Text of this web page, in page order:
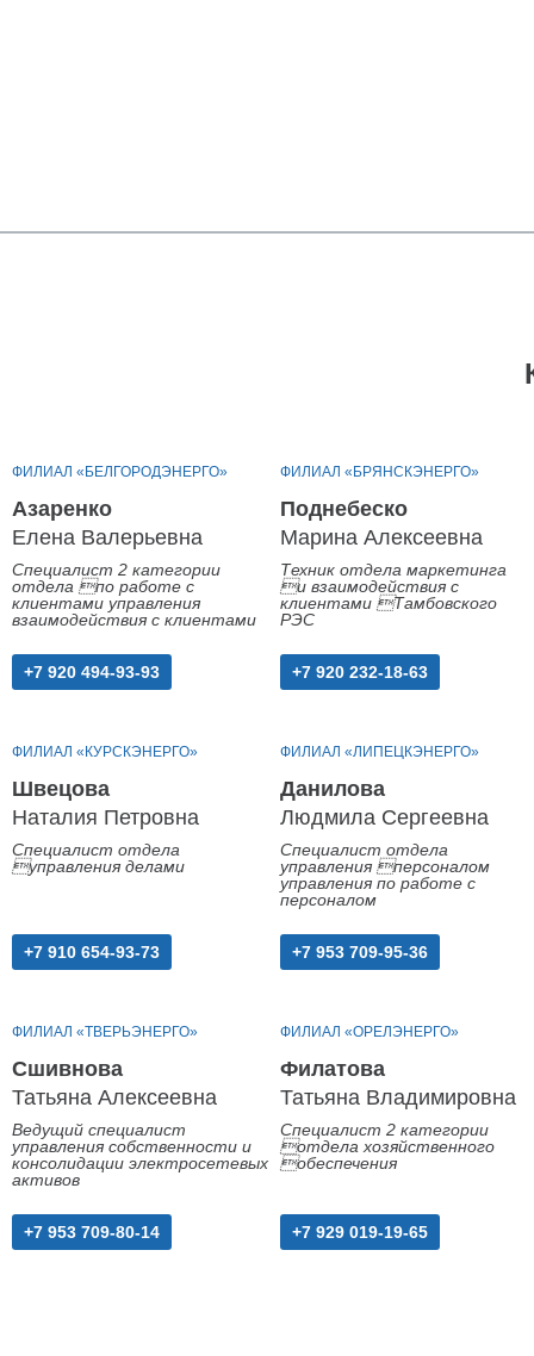
ФИЛИАЛ «БЕЛГОРОДЭНЕРГО»
Азаренко
Елена Валерьевна
Специалист 2 категории
отдела по работе с
клиентами управления
взаимодействия с клиентами
+7 920 494-93-93
ФИЛИАЛ «БРЯНСКЭНЕРГО»
Поднебеско
Марина Алексеевна
Техник отдела маркетинга
и взаимодействия с
клиентами Тамбовского
РЭС
+7 920 232-18-63
ФИЛИАЛ «КУРСКЭНЕРГО»
Швецова
Наталия Петровна
Специалист отдела
управления делами
+7 910 654-93-73
ФИЛИАЛ «ЛИПЕЦКЭНЕРГО»
Данилова
Людмила Сергеевна
Специалист отдела
управления персоналом
управления по работе с
персоналом
+7 953 709-95-36
ФИЛИАЛ «ТВЕРЬЭНЕРГО»
Сшивнова
Татьяна Алексеевна
Ведущий специалист
управления собственности и
консолидации электросетевых
активов
+7 953 709-80-14
ФИЛИАЛ «ОРЕЛЭНЕРГО»
Филатова
Татьяна Владимировна
Специалист 2 категории
отдела хозяйственного
обеспечения
+7 929 019-19-65